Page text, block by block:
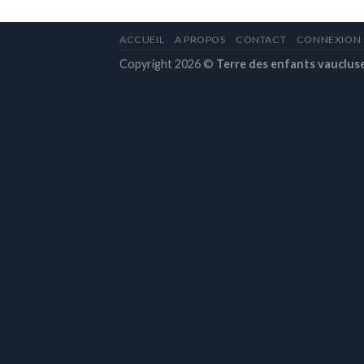
ACCUEIL A PROPOS CONTACT CONNEXION
Copyright 2026 © Terre des enfants